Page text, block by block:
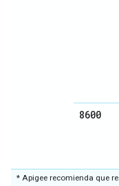
8600
* Apigee recomienda que